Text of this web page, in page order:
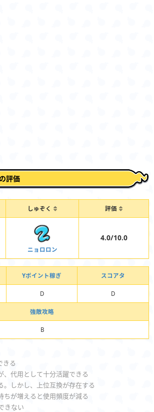
評価
しゅぞく 評価
ニョロロン
4.0/10.0
Yポイント稼ぎ スコアタ
D D
強敵攻略
B
きる
代用として十分活躍できる
しかし、上位互換が存在する
が増えると使用頻度が減る
きない